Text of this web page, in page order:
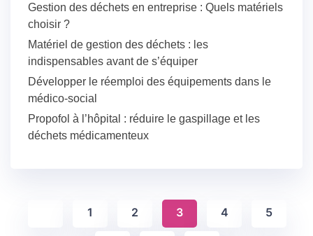
Gestion des déchets en entreprise : Quels matériels
choisir ?
Matériel de gestion des déchets : les
indispensables avant de s’équiper
Développer le réemploi des équipements dans le
médico-social
Propofol à l’hôpital : réduire le gaspillage et les
déchets médicamenteux
1 2 3 4 5